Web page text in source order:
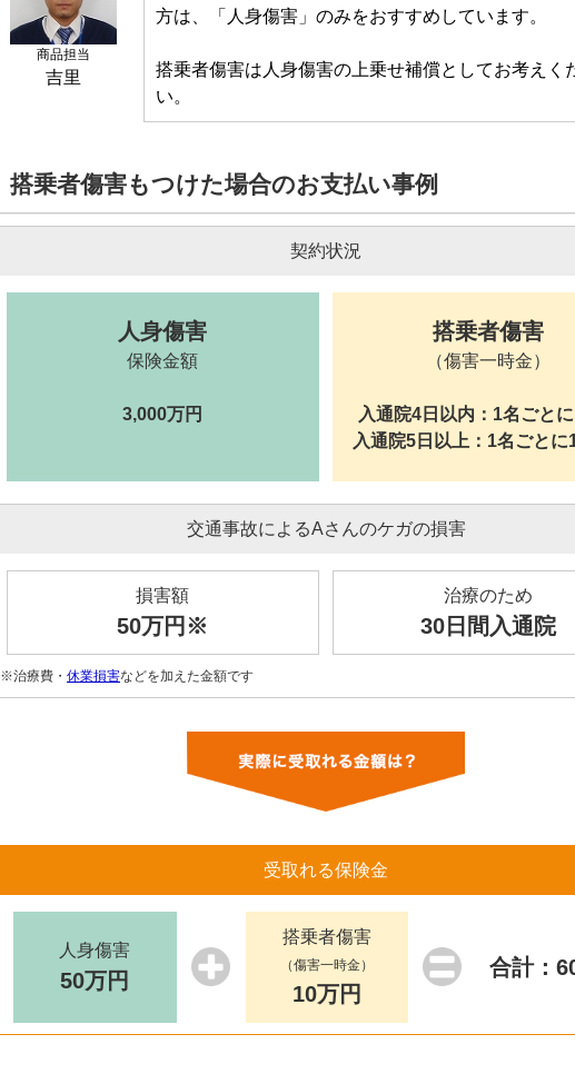
商品担当
吉里
方は、「 人身傷害 」のみをおすすめしています。
搭乗者傷害は 人身傷害の上乗せ補償としてお考えく
い。
搭乗者傷害もつけた場合のお支払い事例
契約状況
人身傷害
保険金額
3,000万円
搭乗者傷害
（傷害一時金）
入通院4日以内： 1名ごと
入通院5日以上： 1名ごとに
交通事故によるAさんのケガの損害
損害額
50万円※
治療のため
30日間入通院
※治療費・ 休業損害などを加えた金額です
受取れる保険金
人身傷害
50万円
搭乗者傷害
（傷害一時金）
10万円
合計：